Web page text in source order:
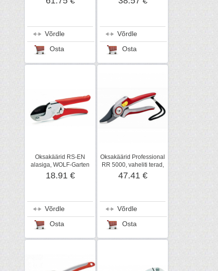
Võrdle
Osta
Võrdle
Osta
Oksakäärid RS-EN
alasiga, WOLF-Garten
18.91 €
Võrdle
Osta
Oksakäärid Professional
RR 5000, vaheliti terad,
WOLF-Garten
47.41 €
Võrdle
Osta